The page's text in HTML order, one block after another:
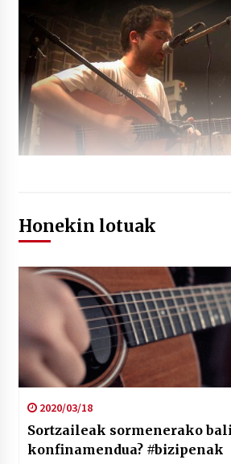
Honekin lotuak
2020/03/18
Sortzaileak sormenerako
konfinamendua? #bizipenak